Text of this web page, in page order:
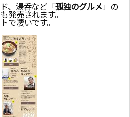
、湯呑など「孤独のグルメ」の
発売されます。
で凄いです。